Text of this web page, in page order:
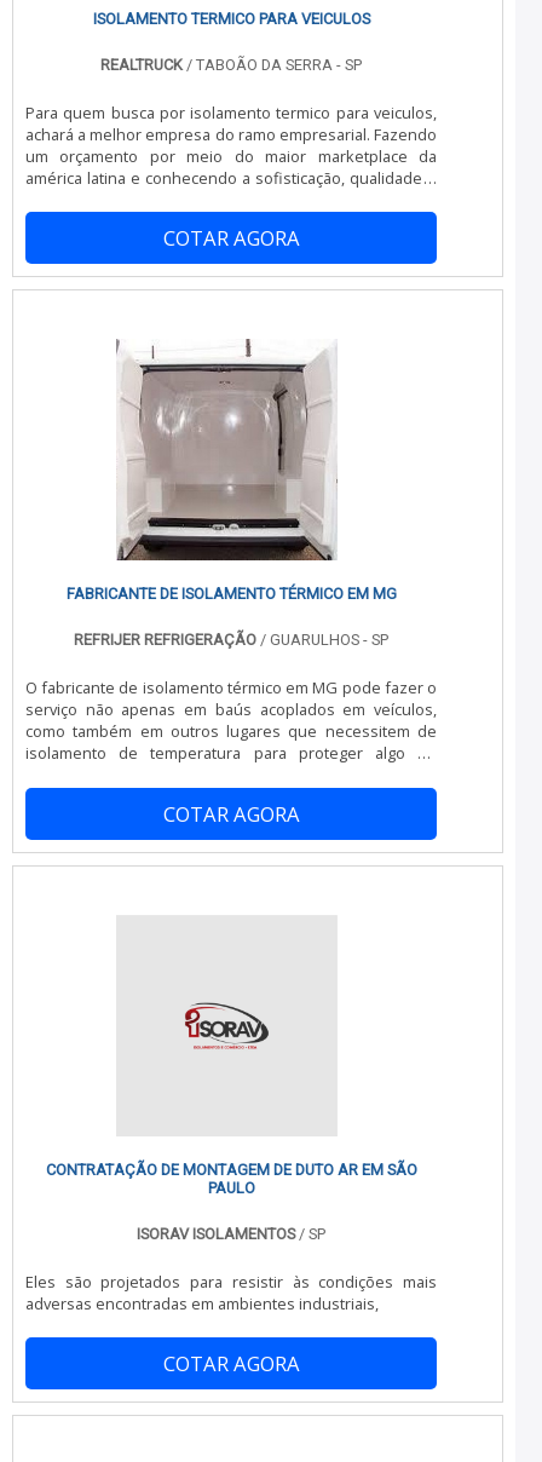
ISOLAMENTO TERMICO PARA VEICULOS
REALTRUCK / TABOÃO DA SERRA - SP
Para quem busca por isolamento termico para veiculos,
achará a melhor empresa do ramo empresarial. Fazendo
um orçamento por meio do maior marketplace da
américa latina e conhecendo a sofisticação, qualidade e
isolamento termico para veiculos, com a Realtruck irá
encontrar precisão com sistema leva e trás, quando
solicitado pelo consumidor.MAIS DETALHES
INTERESSANTES SOBRE ISOLAMENTO TERMICO PARA
Realtruck objetiva seus reforços em produzir uma
estrutura aos clientes com: Escritório de alta qualidade
onde são realizadas as atividades; Equipamentos de
última geração; Tecnologia de ponta. Tudo isso para
oferecer isolamento termico para veiculos com
excelente custo-benefício. Sem perder o foco em
isolamento termico para veiculos, deve-se ter a exatidão
em orçar com empresas que prezam por produtos e
serviços que tenham ótima qualidade e precisão,
características simples, mas que mostram o
isso e muito mais são os motivos pelos quais a Realtruck
empresas do segmento de refrigeração para transporte.
para garantir o sucesso dos clientes. A equipe é
formada por equipe de alta qualidade que esperam seu
contato para melhor atender.OUTRAS INFORMAÇÕES
SOBRE A EMPRESAApenas na Realtruck é possível
encontrar a solução para quem busca refrigeração para
transporte. São diversas opções de itens oferecidos,
como aparelho de refrigeração e aparelho de
refrigeração para van com ótima qualidade e
assertividade.Para tal sucesso, a empresa investiu em
apontada de forma positiva no mercado por toda
COTAR AGORA
FABRICANTE DE ISOLAMENTO TÉRMICO EM MG
REFRIJER REFRIGERAÇÃO / GUARULHOS - SP
O fabricante de isolamento térmico em MG pode fazer o
serviço não apenas em baús acoplados em veículos,
como também em outros lugares que necessitem de
isolamento de temperatura para proteger algo ou
isolamento térmico é o de habilitar veículos como vans,
caminhões e kombis, a realizar transporte de produtos
perecíveis de uma forma que se adeque a todas as
normas vigentes feitas pela Vigilância Sanitária.
COTAR AGORA
CONTRATAÇÃO DE MONTAGEM DE DUTO AR EM SÃO
PAULO
ISORAV ISOLAMENTOS/ SP
Eles são projetados para resistir às condições mais
adversas encontradas em ambientes industriais,
COTAR AGORA